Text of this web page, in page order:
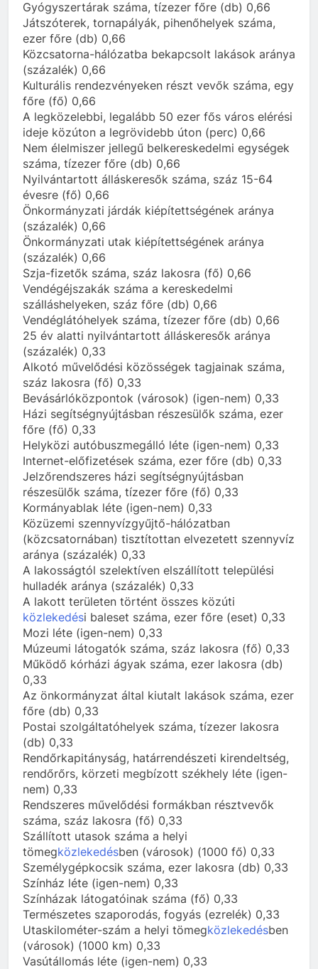
Gyógyszertárak száma, tízezer főre (db) 0,66
Játszóterek, tornapályák, pihenőhelyek száma,
ezer főre (db) 0,66
Közcsatorna-hálózatba bekapcsolt lakások aránya
(százalék) 0,66
Kulturális rendezvényeken részt vevők száma, egy
főre (fő) 0,66
A legközelebbi, legalább 50 ezer fős város elérési
ideje közúton a legrövidebb úton (perc) 0,66
Nem élelmiszer jellegű belkereskedelmi egységek
száma, tízezer főre (db) 0,66
Nyilvántartott álláskeresők száma, száz 15-64
évesre (fő) 0,66
Önkormányzati járdák kiépítettségének aránya
(százalék) 0,66
Önkormányzati utak kiépítettségének aránya
(százalék) 0,66
Szja-fizetők száma, száz lakosra (fő) 0,66
Vendégéjszakák száma a kereskedelmi
szálláshelyeken, száz főre (db) 0,66
Vendéglátóhelyek száma, tízezer főre (db) 0,66
25 év alatti nyilvántartott álláskeresők aránya
(százalék) 0,33
Alkotó művelődési közösségek tagjainak száma,
száz lakosra (fő) 0,33
Bevásárlóközpontok (városok) (igen-nem) 0,33
Házi segítségnyújtásban részesülők száma, ezer
főre (fő) 0,33
Helyközi autóbuszmegálló léte (igen-nem) 0,33
Internet-előfizetések száma, ezer főre (db) 0,33
Jelzőrendszeres házi segítségnyújtásban
részesülők száma, tízezer főre (fő) 0,33
Kormányablak léte (igen-nem) 0,33
Közüzemi szennyvízgyűjtő-hálózatban
(közcsatornában) tisztítottan elvezetett szennyvíz
aránya (százalék) 0,33
A lakosságtól szelektíven elszállított települési
hulladék aránya (százalék) 0,33
A lakott területen történt összes közúti
közlekedési baleset száma, ezer főre (eset) 0,33
Mozi léte (igen-nem) 0,33
Múzeumi látogatók száma, száz lakosra (fő) 0,33
Működő kórházi ágyak száma, ezer lakosra (db)
0,33
Az önkormányzat által kiutalt lakások száma, ezer
főre (db) 0,33
Postai szolgáltatóhelyek száma, tízezer lakosra
(db) 0,33
Rendőrkapitányság, határrendészeti kirendeltség,
rendőrőrs, körzeti megbízott székhely léte (igen-
nem) 0,33
Rendszeres művelődési formákban résztvevők
száma, száz lakosra (fő) 0,33
Szállított utasok száma a helyi
tömegközlekedésben (városok) (1000 fő) 0,33
Személygépkocsik száma, ezer lakosra (db) 0,33
Színház léte (igen-nem) 0,33
Színházak látogatóinak száma (fő) 0,33
Természetes szaporodás, fogyás (ezrelék) 0,33
Utaskilométer-szám a helyi tömegközlekedésben
(városok) (1000 km) 0,33
Vasútállomás léte (igen-nem) 0,33